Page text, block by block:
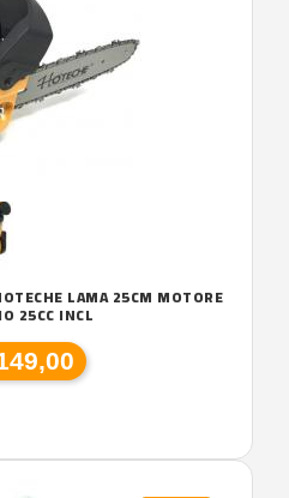
LAMA 25CM MOTORE
25CC INCL